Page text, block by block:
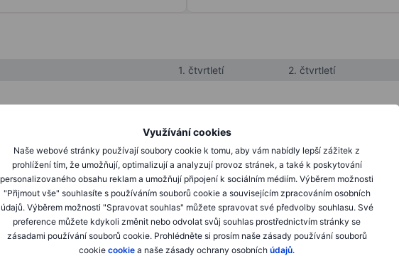
Využívání cookies
Naše webové stránky používají soubory cookie k tomu, aby vám nabídly lepší zážitek z
prohlížení tím, že umožňují, optimalizují a analyzují provoz stránek, a také k poskytování
personalizovaného obsahu reklam a umožňují připojení k sociálním médiím. Výběrem možnosti
"Přijmout vše" souhlasíte s používáním souborů cookie a souvisejícím zpracováním osobních
údajů. Výběrem možnosti "Spravovat souhlas" můžete spravovat své předvolby souhlasu. Své
preference můžete kdykoli změnit nebo odvolat svůj souhlas prostřednictvím stránky se
zásadami používání souborů cookie. Prohlédněte si prosím naše zásady používání souborů
cookie cookie a naše zásady ochrany osobních údajů.
1. čtvrtletí 2. čtvrtletí
XXXXXXX XXXXXXX
XXXXXXX XXXXXXX
XXXXXXX XXXXXXX
XXXXXXX XXXXXXX